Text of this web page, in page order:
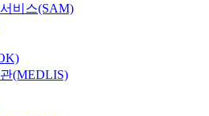
비스(SAM)
(MEDLIS)